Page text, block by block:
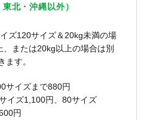
東北・沖縄以外）
ズ120サイズ＆20kg未満の場
または20kg以上の場合は別
ます。
サイズまで880円
イズ1,100円、80サイズ
円